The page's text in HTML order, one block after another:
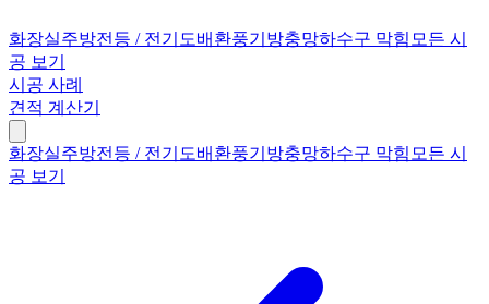
화장실주방전등 / 전기 도배 환풍기 방충망하수구 막힘 모든 시
공 보기
시공 사례
견적 계산기
화장실주방전등 / 전기 도배 환풍기 방충망하수구 막힘 모든 시
공 보기